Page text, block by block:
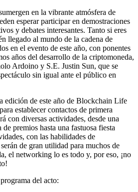
en la vibrante atmósfera de
esperar participar en demostraciones
y debates interesantes. Tanto si eres
llegado al mundo de la cadena de
en el evento de este año, con ponentes
años del desarrollo de la criptomoneda,
Ardoino y S.E. Justin Sun, que se
sin igual ante el público en
edición de este año de Blockchain Life
establecer contactos de primera
con diversas actividades, desde una
premios hasta una fastuosa fiesta
con las habilidades de
de gran utilidad para muchos de
el networking lo es todo y, por eso, ¡no
del acto: